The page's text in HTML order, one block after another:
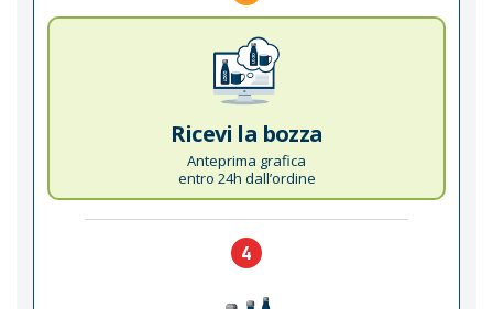
Ricevi la bozza
Anteprima grafica
entro 24h dall’ordine
4